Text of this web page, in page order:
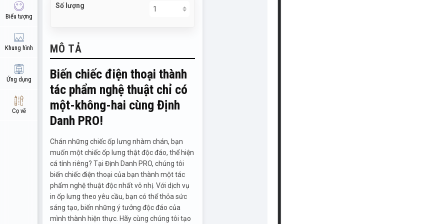
Biểu tượng
Khung hình
Ứng dụng
Cọ vẽ
Số lượng
MÔ TẢ
Biến chiếc điện thoại thành
tác phẩm nghệ thuật chỉ có
một-không-hai cùng Định
Danh PRO!
Chán những chiếc ốp lưng nhàm chán, bạn
muốn một chiếc ốp lưng thật độc đáo, thể hiện
cá tính riêng? Tại Định Danh PRO, chúng tôi
biến chiếc điện thoại của bạn thành một tác
phẩm nghệ thuật độc nhất vô nhị. Với dịch vụ
in ốp lưng theo yêu cầu, bạn có thể thỏa sức
sáng tạo, biến những ý tưởng độc đáo của
mình thành hiện thực. Hãy cùng chúng tôi tạo